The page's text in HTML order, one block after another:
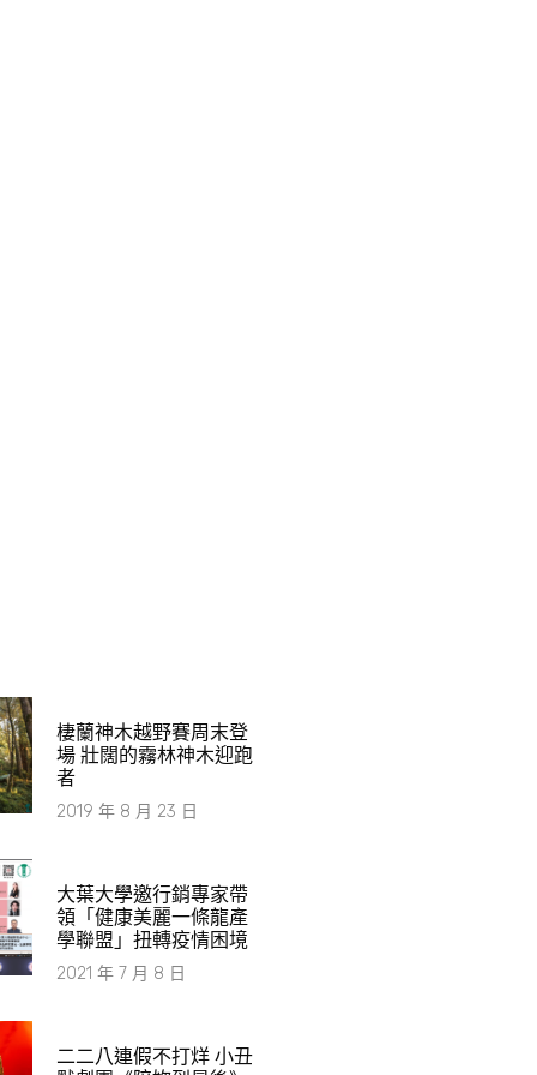
棲蘭神木越野賽周末登
場 壯闊的霧林神木迎跑
者
2019 年 8 月 23 日
大葉大學邀行銷專家帶
領「健康美麗一條龍產
學聯盟」扭轉疫情困境
2021 年 7 月 8 日
二二八連假不打烊 小丑